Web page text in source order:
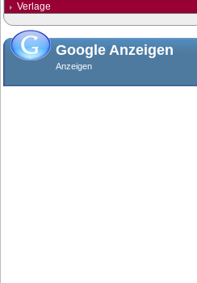
Verlage
Google Anzeigen
Anzeigen